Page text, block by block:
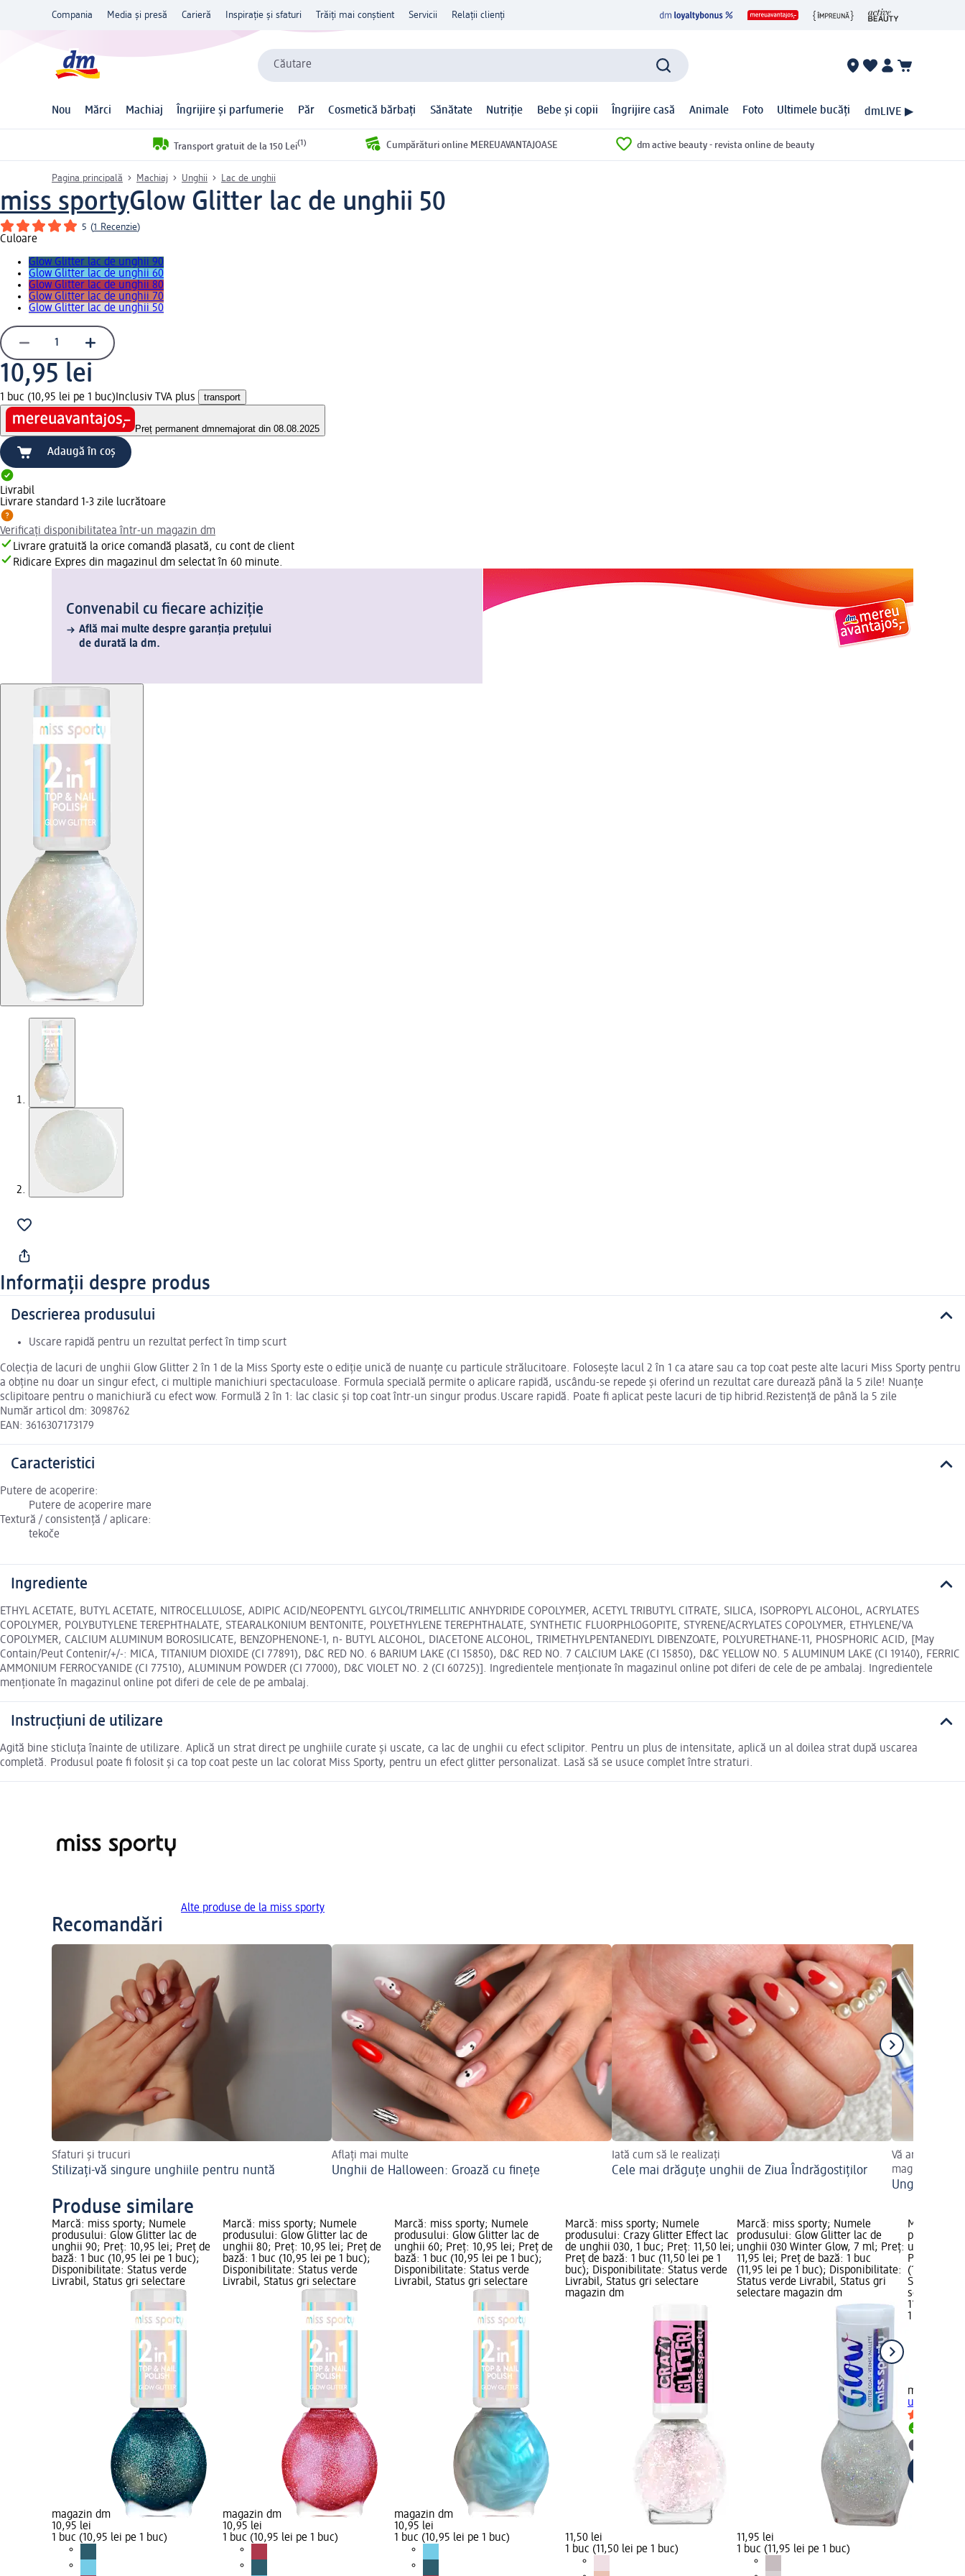
Compania Media și presă Carieră Inspirație și sfaturi Trăiți mai conștient Servicii Relații clienți
Căutare
Nou Mărci Machiaj Îngrijire și parfumerie Păr Cosmetică bărbați Sănătate Nutriție Bebe și copii Îngrijire casă Animale Foto Ultimele bucăți dmLIVE ▶
Transport gratuit de la 150 Lei(1) Cumpărături online MEREUAVANTAJOASE dm active beauty - revista online de beauty
Pagina principală Machiaj Unghii Lac de unghii
miss sportyGlow Glitter lac de unghii 50
5 (1 Recenzie)
Culoare
Glow Glitter lac de unghii 90
Glow Glitter lac de unghii 60
Glow Glitter lac de unghii 80
Glow Glitter lac de unghii 70
Glow Glitter lac de unghii 50
10,95 lei
1 buc (10,95 lei pe 1 buc) Inclusiv TVA plus transport
Preț permanent dmnemajorat din 08.08.2025
Adaugă în coș
Livrabil
Livrare standard 1-3 zile lucrătoare
Verificați disponibilitatea într-un magazin dm
Livrare gratuită la orice comandă plasată, cu cont de client
Ridicare Expres din magazinul dm selectat în 60 minute.
Convenabil cu fiecare achiziție
Află mai multe despre garanția prețului
de durată la dm.
Informații despre produs
Descrierea produsului
Uscare rapidă pentru un rezultat perfect în timp scurt
Colecția de lacuri de unghii Glow Glitter 2 în 1 de la Miss Sporty este o ediție unică de nuanțe cu particule strălucitoare. Folosește lacul 2 în 1 ca atare sau ca top coat peste alte lacuri Miss Sporty pentru
a obține nu doar un singur efect, ci multiple manichiuri spectaculoase. Formula specială permite o aplicare rapidă, uscându-se repede și oferind un rezultat care durează până la 5 zile! Nuanțe
sclipitoare pentru o manichiură cu efect wow. Formulă 2 în 1: lac clasic și top coat într-un singur produs.Uscare rapidă. Poate fi aplicat peste lacuri de tip hibrid.Rezistență de până la 5 zile
Număr articol dm: 3098762
EAN: 3616307173179
Caracteristici
Putere de acoperire:
Putere de acoperire mare
Textură / consistență / aplicare:
tekoče
Ingrediente
ETHYL ACETATE, BUTYL ACETATE, NITROCELLULOSE, ADIPIC ACID/NEOPENTYL GLYCOL/TRIMELLITIC ANHYDRIDE COPOLYMER, ACETYL TRIBUTYL CITRATE, SILICA, ISOPROPYL ALCOHOL, ACRYLATES
COPOLYMER, POLYBUTYLENE TEREPHTHALATE, STEARALKONIUM BENTONITE, POLYETHYLENE TEREPHTHALATE, SYNTHETIC FLUORPHLOGOPITE, STYRENE/ACRYLATES COPOLYMER, ETHYLENE/VA
COPOLYMER, CALCIUM ALUMINUM BOROSILICATE, BENZOPHENONE-1, n- BUTYL ALCOHOL, DIACETONE ALCOHOL, TRIMETHYLPENTANEDIYL DIBENZOATE, POLYURETHANE-11, PHOSPHORIC ACID, [May
Contain/Peut Contenir/+/-: MICA, TITANIUM DIOXIDE (CI 77891), D&C RED NO. 6 BARIUM LAKE (CI 15850), D&C RED NO. 7 CALCIUM LAKE (CI 15850), D&C YELLOW NO. 5 ALUMINUM LAKE (CI 19140), FERRIC
AMMONIUM FERROCYANIDE (CI 77510), ALUMINUM POWDER (CI 77000), D&C VIOLET NO. 2 (CI 60725)]. Ingredientele menționate în magazinul online pot diferi de cele de pe ambalaj. Ingredientele
menționate în magazinul online pot diferi de cele de pe ambalaj.
Instrucțiuni de utilizare
Agită bine sticluța înainte de utilizare. Aplică un strat direct pe unghiile curate și uscate, ca lac de unghii cu efect sclipitor. Pentru un plus de intensitate, aplică un al doilea strat după uscarea
completă. Produsul poate fi folosit și ca top coat peste un lac colorat Miss Sporty, pentru un efect glitter personalizat. Lasă să se usuce complet între straturi.
Alte produse de la miss sporty
Recomandări
Sfaturi și trucuri
Stilizați-vă singure unghiile pentru nuntă
Aflați mai multe
Unghii de Halloween: Groază cu finețe
Iată cum să le realizați
Cele mai drăguțe unghii de Ziua Îndrăgostiților
Vă arătăm
magice cu
Unghii de
Produse similare
Marcă: miss sporty; Numele
produsului: Glow Glitter lac de
unghii 90; Preț: 10,95 lei; Preț de
bază: 1 buc (10,95 lei pe 1 buc);
Disponibilitate: Status verde
Livrabil, Status gri selectare
magazin dm
10,95 lei
1 buc (10,95 lei pe 1 buc)
Marcă: miss sporty; Numele
produsului: Glow Glitter lac de
unghii 80; Preț: 10,95 lei; Preț de
bază: 1 buc (10,95 lei pe 1 buc);
Disponibilitate: Status verde
Livrabil, Status gri selectare
magazin dm
10,95 lei
1 buc (10,95 lei pe 1 buc)
Marcă: miss sporty; Numele
produsului: Glow Glitter lac de
unghii 60; Preț: 10,95 lei; Preț de
bază: 1 buc (10,95 lei pe 1 buc);
Disponibilitate: Status verde
Livrabil, Status gri selectare
magazin dm
10,95 lei
1 buc (10,95 lei pe 1 buc)
Marcă: miss sporty; Numele
produsului: Crazy Glitter Effect lac
de unghii 030, 1 buc; Preț: 11,50 lei;
Preț de bază: 1 buc (11,50 lei pe 1
buc); Disponibilitate: Status verde
Livrabil, Status gri selectare
magazin dm
11,50 lei
1 buc (11,50 lei pe 1 buc)
Marcă: miss sporty; Numele
produsului: Glow Glitter lac de
unghii 030 Winter Glow, 7 ml; Preț:
11,95 lei; Preț de bază: 1 buc
(11,95 lei pe 1 buc); Disponibilitate:
Status verde Livrabil, Status gri
selectare magazin dm
11,95 lei
1 buc (11,95 lei pe 1 buc)
Marcă:
produsului:
unghii 020
Preț: 11,95
(11,95 lei
Status
selectare
11,95 lei
1 buc
miss sporty
unghii 020